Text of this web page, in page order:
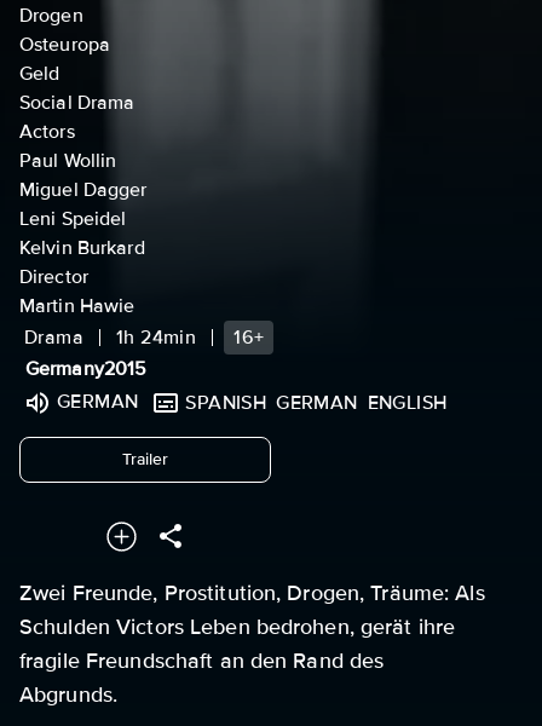
Drogen
Osteuropa
Geld
Social Drama
Actors
Paul Wollin
Miguel Dagger
Leni Speidel
Kelvin Burkard
Director
Martin Hawie
Drama
1h 24min
16+
Germany2015
GERMAN
SPANISH GERMAN ENGLISH
Trailerundefined
Zwei Freunde, Prostitution, Drogen, Träume: Als
Schulden Victors Leben bedrohen, gerät ihre
fragile Freundschaft an den Rand des
Abgrunds.